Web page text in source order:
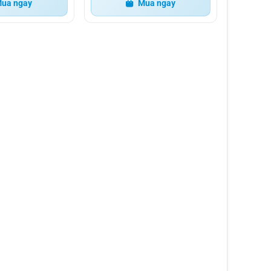
mạnh và khả năng đối phó với mọi điều
tối đa để lái xe an toàn và tự tin vào ban
ngay Mua ngay